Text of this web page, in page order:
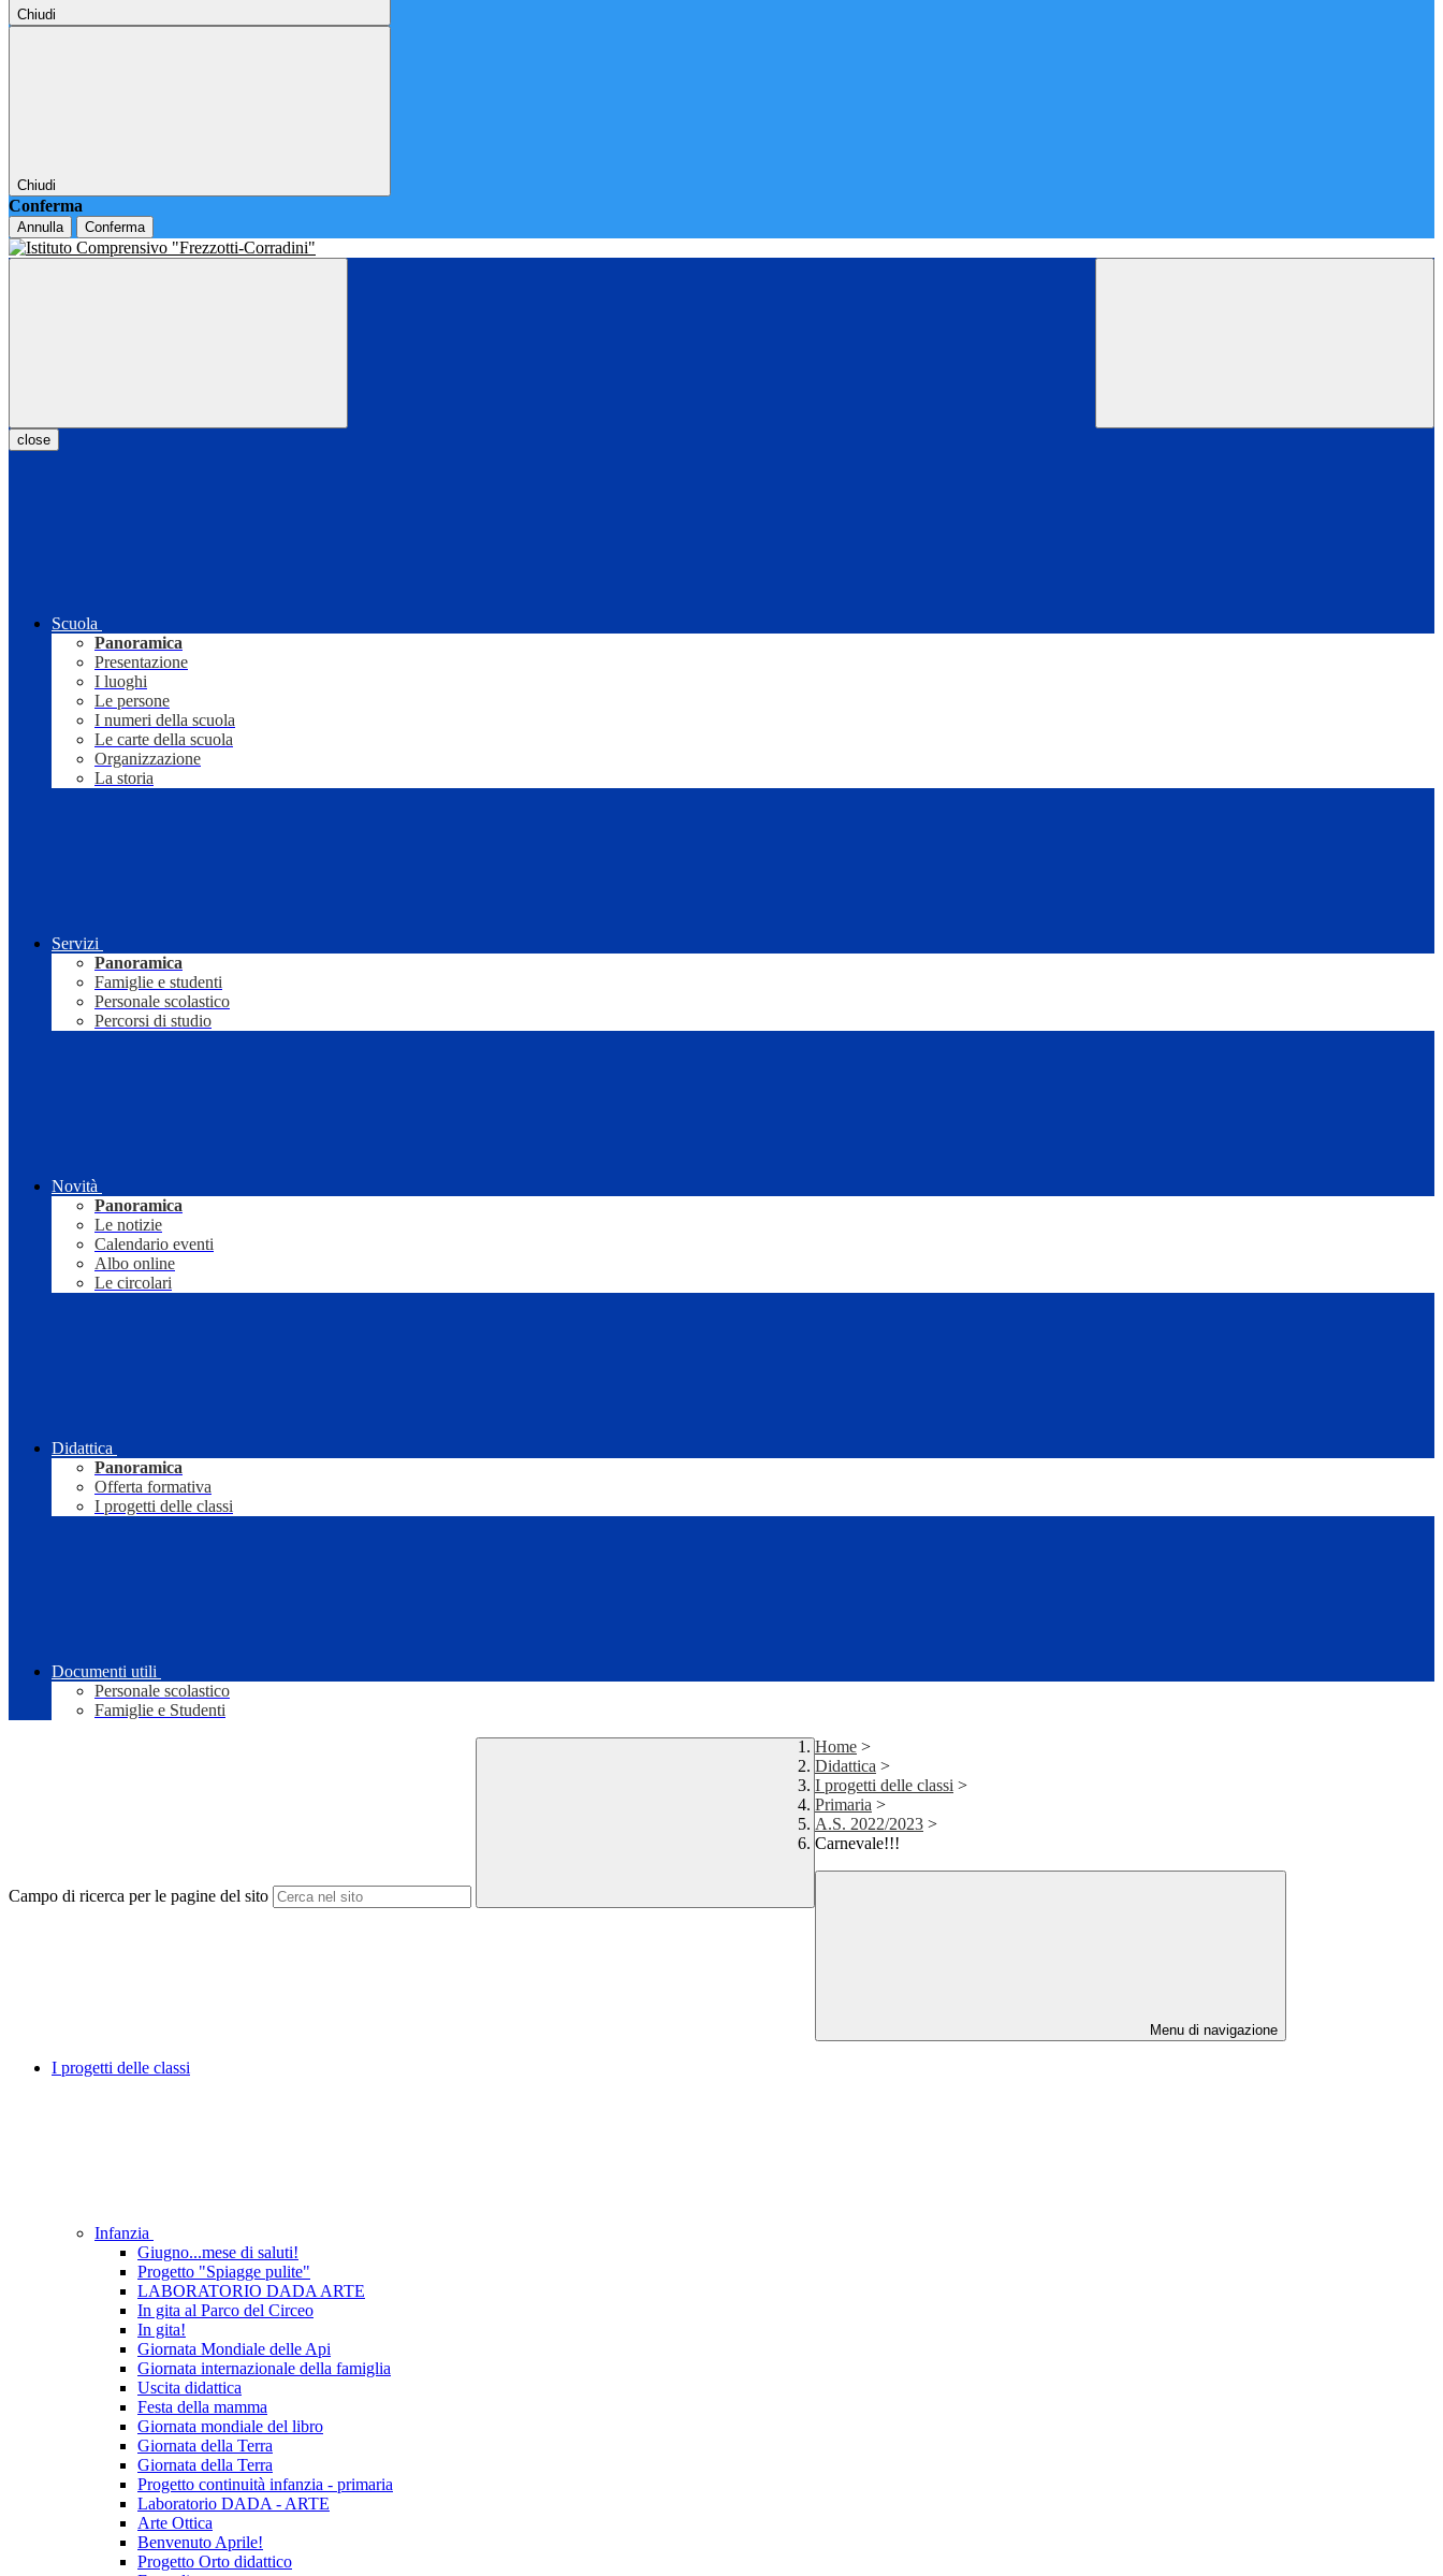
Chiudi
Chiudi
Conferma
Annulla Conferma
close
Scuola
Panoramica
Presentazione
I luoghi
Le persone
I numeri della scuola
Le carte della scuola
Organizzazione
La storia
Servizi
Panoramica
Famiglie e studenti
Personale scolastico
Percorsi di studio
Novità
Panoramica
Le notizie
Calendario eventi
Albo online
Le circolari
Didattica
Panoramica
Offerta formativa
I progetti delle classi
Documenti utili
Personale scolastico
Famiglie e Studenti
Campo di ricerca per le pagine del sito
Home >
Didattica >
I progetti delle classi >
Primaria >
A.S. 2022/2023 >
Carnevale!!!
Menu di navigazione
I progetti delle classi
Infanzia
Giugno...mese di saluti!
Progetto "Spiagge pulite"
LABORATORIO DADA ARTE
In gita al Parco del Circeo
In gita!
Giornata Mondiale delle Api
Giornata internazionale della famiglia
Uscita didattica
Festa della mamma
Giornata mondiale del libro
Giornata della Terra
Giornata della Terra
Progetto continuità infanzia - primaria
Laboratorio DADA - ARTE
Arte Ottica
Benvenuto Aprile!
Progetto Orto didattico